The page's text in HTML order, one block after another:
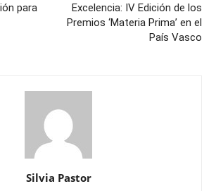
para
Excelencia: IV Edición de los
Premios ‘Materia Prima’ en el
País Vasco
Silvia Pastor